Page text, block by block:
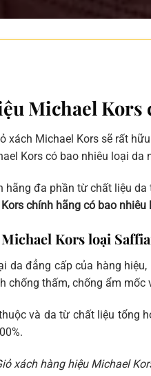
Michael
xách Michael Kors sẽ rất
Kors có bao nhiêu loại da
hãng đa phần từ chất liệu
chính hãng có bao nhiêu
Kors loại
da đẳng cấp của hàng
chống thấm, chống ẩm mốc
và da từ chất liệu tổng